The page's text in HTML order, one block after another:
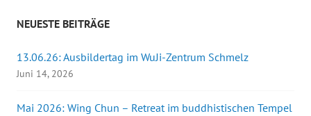
NEUESTE BEITRÄGE
13.06.26: Ausbildertag im WuJi-Zentrum Schmelz
Juni 14, 2026
Mai 2026: Wing Chun – Retreat im buddhistischen Tempel